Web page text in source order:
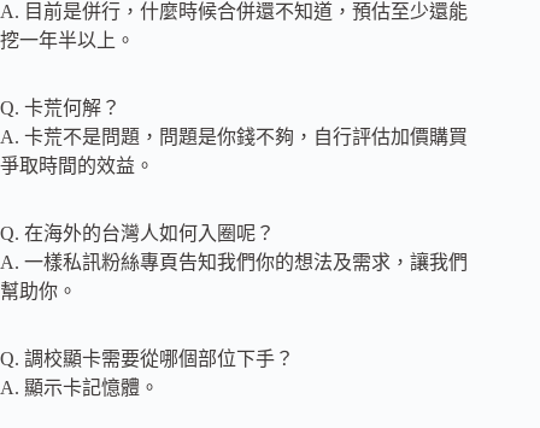
A. 目前是併行，什麼時候合併還不知道，預估至少還能
挖一年半以上。
Q. 卡荒何解？
A. 卡荒不是問題，問題是你錢不夠，自行評估加價購買
爭取時間的效益。
Q. 在海外的台灣人如何入圈呢？
A. 一樣私訊粉絲專頁告知我們你的想法及需求，讓我們
幫助你。
Q. 調校顯卡需要從哪個部位下手？
A. 顯示卡記憶體。